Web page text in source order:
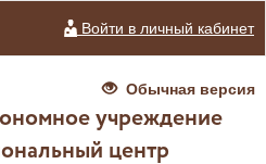
Войти в личный кабинет
Обычная версия
учреждение
центр